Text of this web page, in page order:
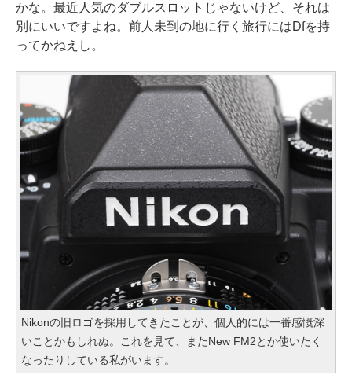
かな。最近人気のダブルスロットじゃないけど、それは
別にいいですよね。前人未到の地に行く旅行にはDfを持
ってかねえし。
Nikonの旧ロゴを採用してきたことが、個人的には一番感慨深
いことかもしれぬ。これを見て、またNew FM2とか使いたく
なったりしている私がいます。